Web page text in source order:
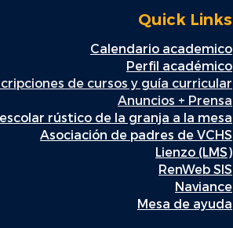
Quick Links
Calendario academico
Perfil académico
de cursos y guía curricular
Anuncios + Prensa
rústico de la granja a la mesa
Asociación de padres de VCHS
Lienzo (LMS)
RenWeb SIS
Naviance
Mesa de ayuda